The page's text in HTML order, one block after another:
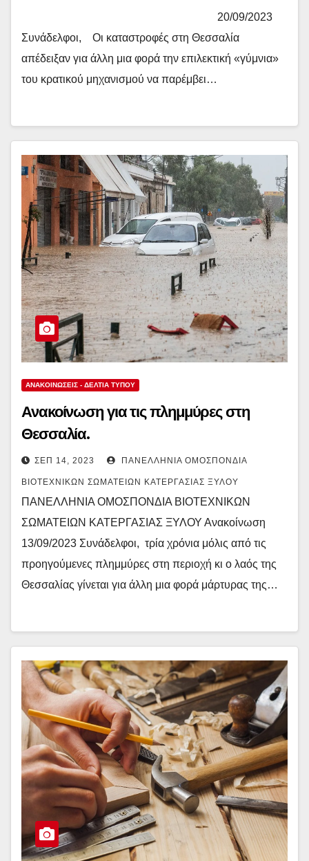
20/09/2023
Συνάδελφοι, Οι καταστροφές στη Θεσσαλία
απέδειξαν για άλλη μια φορά την επιλεκτική «γύμνια»
του κρατικού μηχανισμού να παρέμβει…
ΑΝΑΚΟΙΝΏΣΕΙΣ - ΔΕΛΤΊΑ ΤΎΠΟΥ
Ανακοίνωση για τις πλημμύρες στη
Θεσσαλία.
ΣΕΠ 14, 2023 ΠΑΝΕΛΛΉΝΙΑ ΟΜΟΣΠΟΝΔΊΑ
ΒΙΟΤΕΧΝΙΚΏΝ ΣΩΜΑΤΕΊΩΝ ΚΑΤΕΡΓΑΣΊΑΣ ΞΎΛΟΥ
ΠΑΝΕΛΛΗΝΙΑ ΟΜΟΣΠΟΝΔΙΑ ΒΙΟΤΕΧΝΙΚΩΝ
ΣΩΜΑΤΕΙΩΝ ΚΑΤΕΡΓΑΣΙΑΣ ΞΥΛΟΥ Ανακοίνωση
13/09/2023 Συνάδελφοι, τρία χρόνια μόλις από τις
προηγούμενες πλημμύρες στη περιοχή κι ο λαός της
Θεσσαλίας γίνεται για άλλη μια φορά μάρτυρας της…